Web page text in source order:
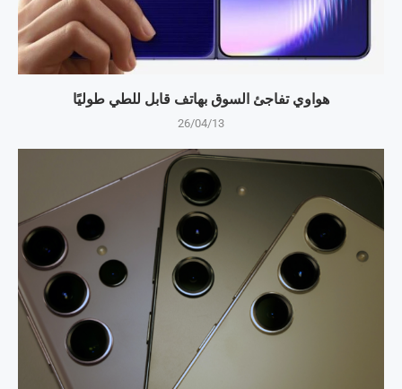
هواوي تفاجئ السوق بهاتف قابل للطي طوليًا
26/04/13